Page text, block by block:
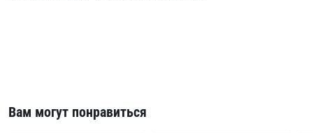
Вам могут понравиться